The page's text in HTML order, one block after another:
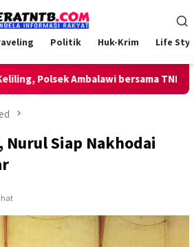
Politik Huk-Krim Life
Polsek Ambalawi bersama TNI dan
Siap Nakhodai